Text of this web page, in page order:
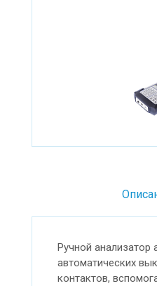
Ручной
автоматических
контактов,